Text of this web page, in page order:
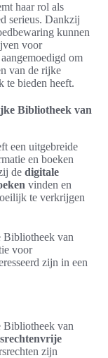
haar rol als
serieus. Dankzij
kunnen
voor
om
van de rijke
te bieden heeft.
Bibliotheek van
een uitgebreide
en boeken
de digitale
vinden en
te verkrijgen
van
voor
zijn in een
van
zijn